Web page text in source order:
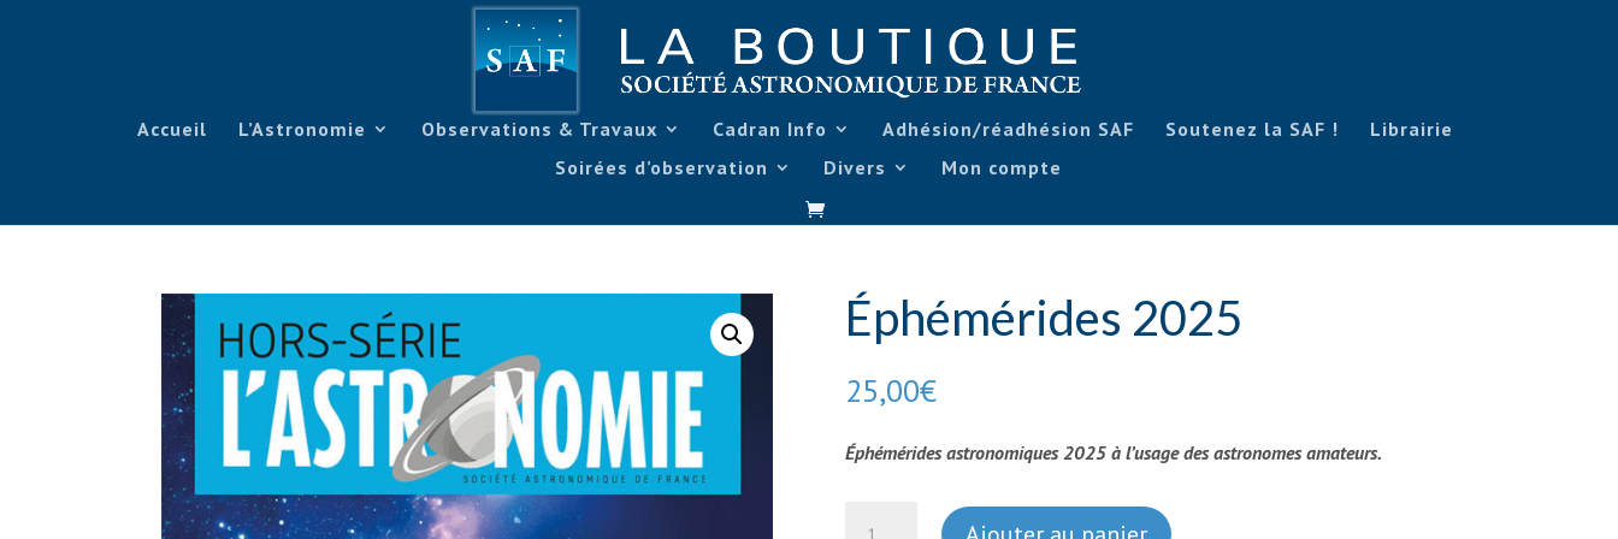
Accueil L’Astronomie Observations & Travaux Cadran Info Adhésion/réadhésion SAF Soutenez la SAF !
Librairie
Soirées d’observation
Divers Mon compte
Éphémérides 2025
25,00€
Éphémérides astronomiques 2025 à l’usage des astronomes amateurs.